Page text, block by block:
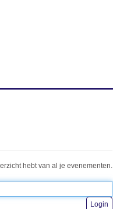
hebt van al je evenementen.
Login